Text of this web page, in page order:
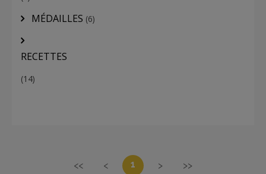
MÉDAILLES (6)
RECETTES
(14)
<< < 1 > >>